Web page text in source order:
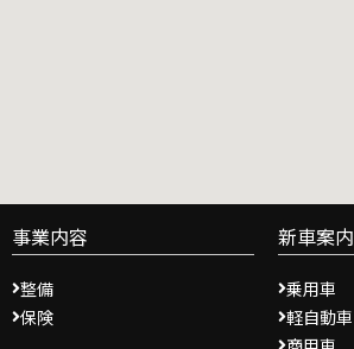
事業内容
整備
保険
新車案内
乗用車
軽自動車